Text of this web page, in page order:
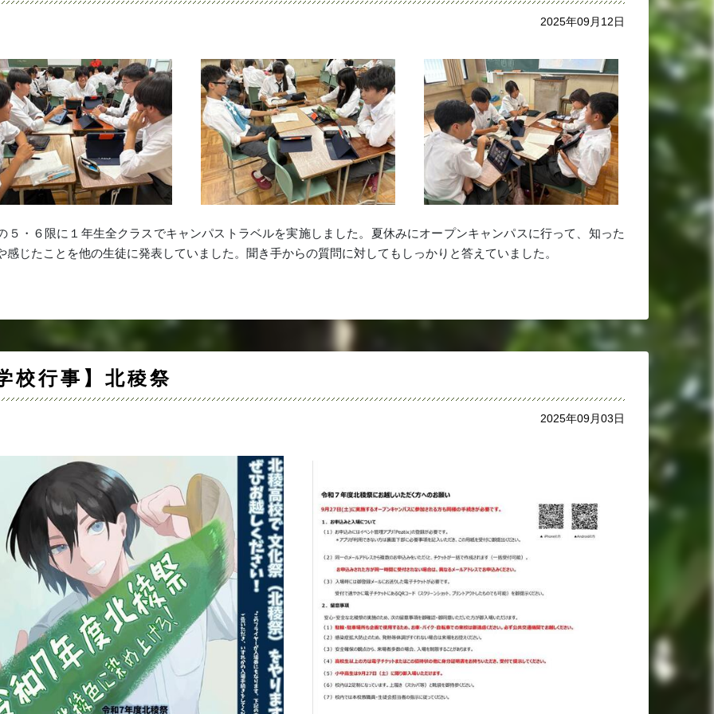
2025年09月12日
５・６限に１年生全クラスでキャンパストラベルを実施しました。夏休みにオープンキャンパスに行って、知った
感じたことを他の生徒に発表していました。聞き手からの質問に対してもしっかりと答えていました。
校行事】北稜祭
2025年09月03日